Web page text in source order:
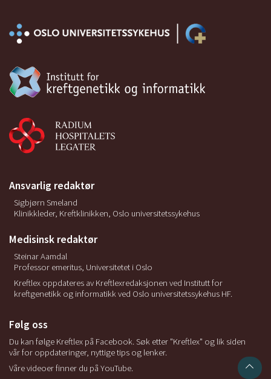
Ansvarlig redaktør
Sigbjørn Smeland
Klinikkleder, Kreftklinikken, Oslo universitetssykehus
Medisinsk redaktør
Steinar Aamdal
Professor emeritus, Universitetet i Oslo
Kreftlex oppdateres av Kreftlexredaksjonen ved Institutt for
kreftgenetikk og informatikk ved Oslo universitetssykehus HF.
Følg oss
Du kan følge Kreftlex på Facebook. Søk etter "Kreftlex" og lik siden
vår for oppdateringer, nyttige tips og lenker.
Våre videoer finner du på YouTube.